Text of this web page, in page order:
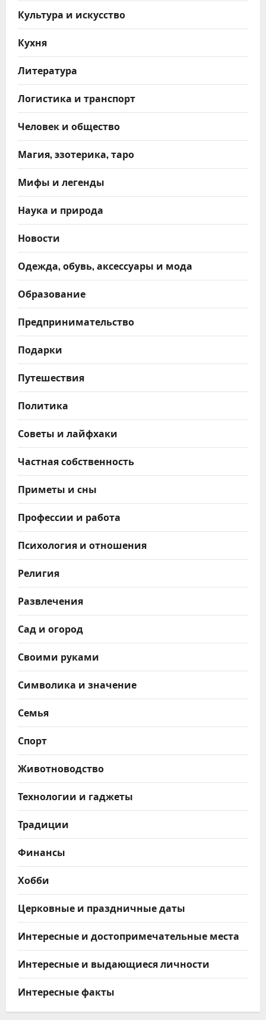
Культура и искусство
Кухня
Литература
Логистика и транспорт
Человек и общество
Магия, эзотерика, таро
Мифы и легенды
Наука и природа
Новости
Одежда, обувь, аксессуары и мода
Образование
Предпринимательство
Подарки
Путешествия
Политика
Советы и лайфхаки
Частная собственность
Приметы и сны
Профессии и работа
Психология и отношения
Религия
Развлечения
Сад и огород
Своими руками
Символика и значение
Семья
Спорт
Животноводство
Технологии и гаджеты
Традиции
Финансы
Хобби
Церковные и праздничные даты
Интересные и достопримечательные места
Интересные и выдающиеся личности
Интересные факты